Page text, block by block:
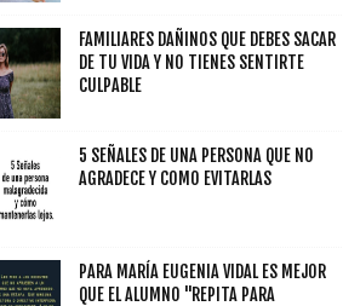
FAMILIARES DAÑINOS QUE DEBES SACAR
DE TU VIDA Y NO TIENES SENTIRTE
CULPABLE
5 SEÑALES DE UNA PERSONA QUE NO
AGRADECE Y COMO EVITARLAS
PARA MARÍA EUGENIA VIDAL ES MEJOR
QUE EL ALUMNO "REPITA PARA